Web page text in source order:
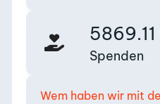
5869.11
Spenden
Wem haben wir mit